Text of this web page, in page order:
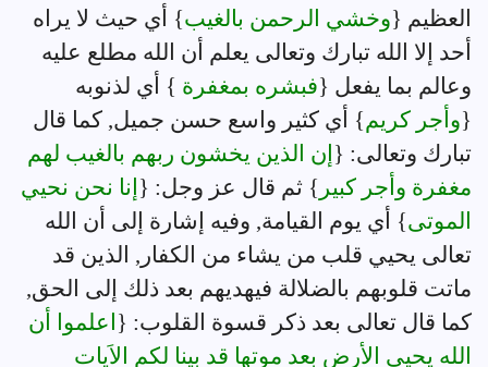
العظيم {وخشي الرحمن بالغيب} أي حيث لا يراه
أحد إلا الله تبارك وتعالى يعلم أن الله مطلع عليه
وعالم بما يفعل {فبشره بمغفرة } أي لذنوبه
{وأجر كريم} أي كثير واسع حسن جميل, كما قال
تبارك وتعالى: { إن الذين يخشون ربهم بالغيب لهم
مغفرة وأجر كبير } ثم قال عز وجل: { إنا نحن نحيي
الموتى} أي يوم القيامة, وفيه إشارة إلى أن الله
تعالى يحيي قلب من يشاء من الكفار, الذين قد
ماتت قلوبهم بالضلالة فيهديهم بعد ذلك إلى الحق,
كما قال تعالى بعد ذكر قسوة القلوب: { اعلموا أن
الله يحيي الأرض بعد موتها قد بينا لكم الاَيات